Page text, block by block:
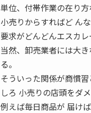
単位、付帯作業の在り方
小売りからすればど ん
要求がどんどんエスカレ
当然、卸売業者には大
る。
そういった関係が商慣
しろ 小売りの店頭をダ
例えば毎日商品が 届け